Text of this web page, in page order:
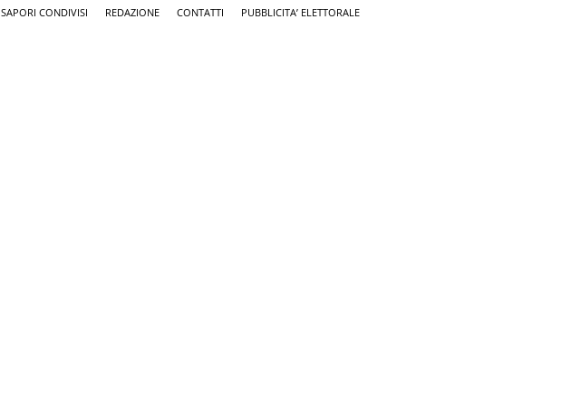
SAPORI CONDIVISI REDAZIONE CONTATTI PUBBLICITA’ ELETTORALE